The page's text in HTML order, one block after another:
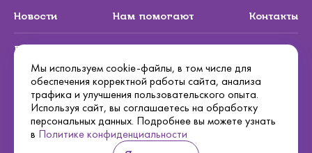
Мы используем cookie-файлы, в том числе для
обеспечения корректной работы сайта, анализа
трафика и улучшения пользовательского опыта.
Используя сайт, вы соглашаетесь на обработку
персональных данных. Подробнее вы можете узнать
в Политике конфиденциальности
Новости Нам помогают Контакты
Подписаться на рассылку
Подписаться
Политика конфиденциальности